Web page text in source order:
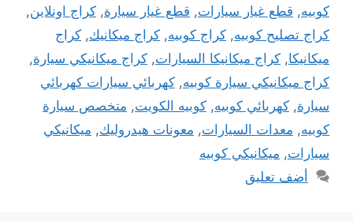
كوبيه, قطع غيار سيارات, قطع غيار سيارة, كراج اونلاين,
كراج تصليح كوبيه, كراج كوبيه, كراج ميكانيك, كراج
ميكانيكا, كراج ميكانيكا السيارات, كراج ميكانيكي سيارة,
كراج ميكانيكي سيارة كوبيه, كهربائي سيارات كهربائي
سيارة, كهربائي كوبيه, كوبيه الكويت, متخصص سيارة
كوبيه, معدات السيارات, معونات هيدروليك, ميكانيكي
سيارات, ميكانيكي كوبيه
أضف تعليق